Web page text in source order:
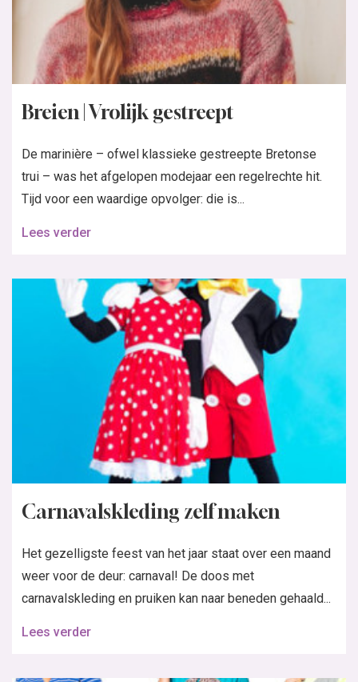
Breien | Vrolijk gestreept
De marinière – ofwel klassieke gestreepte Bretonse
trui – was het afgelopen modejaar een regelrechte hit.
Tijd voor een waardige opvolger: die is...
Lees verder
Carnavalskleding zelf maken
Het gezelligste feest van het jaar staat over een maand
weer voor de deur: carnaval! De doos met
carnavalskleding en pruiken kan naar beneden gehaald...
Lees verder